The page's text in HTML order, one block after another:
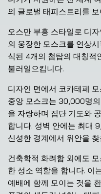
의 글로벌 태피스트리를
오스만 부흥 스타일로 디
의 웅장한 모스크를 연상
식된 4개의 첨탑의 대칭적
불러일으킵니다.
디자인 면에서 코카테페
중앙 모스크는 30,000명
을 자랑하며 집단 기도와
합니다. 성벽 안에는 최대
신성한 경계에서 위안을
건축학적 화려함 외에도
한 성소 역할을 합니다. 이
예배에 함께 모이는 것을